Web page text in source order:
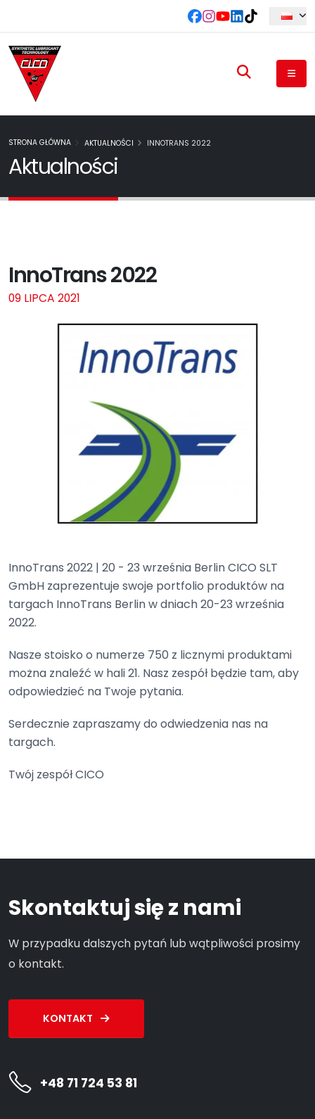
STRONA GŁÓWNA AKTUALNOŚCI INNOTRANS 2022
Aktualności
InnoTrans 2022
09 LIPCA 2021
InnoTrans 2022 | 20 - 23 września Berlin CICO SLT
GmbH zaprezentuje swoje portfolio produktów na
targach InnoTrans Berlin w dniach 20-23 września
2022.
Nasze stoisko o numerze 750 z licznymi produktami
można znaleźć w hali 21. Nasz zespół będzie tam, aby
odpowiedzieć na Twoje pytania.
Serdecznie zapraszamy do odwiedzenia nas na
targach.
Twój zespół CICO
Skontaktuj się z nami
W przypadku dalszych pytań lub wątpliwości prosimy
o kontakt.
KONTAKT
+48 71 724 53 81